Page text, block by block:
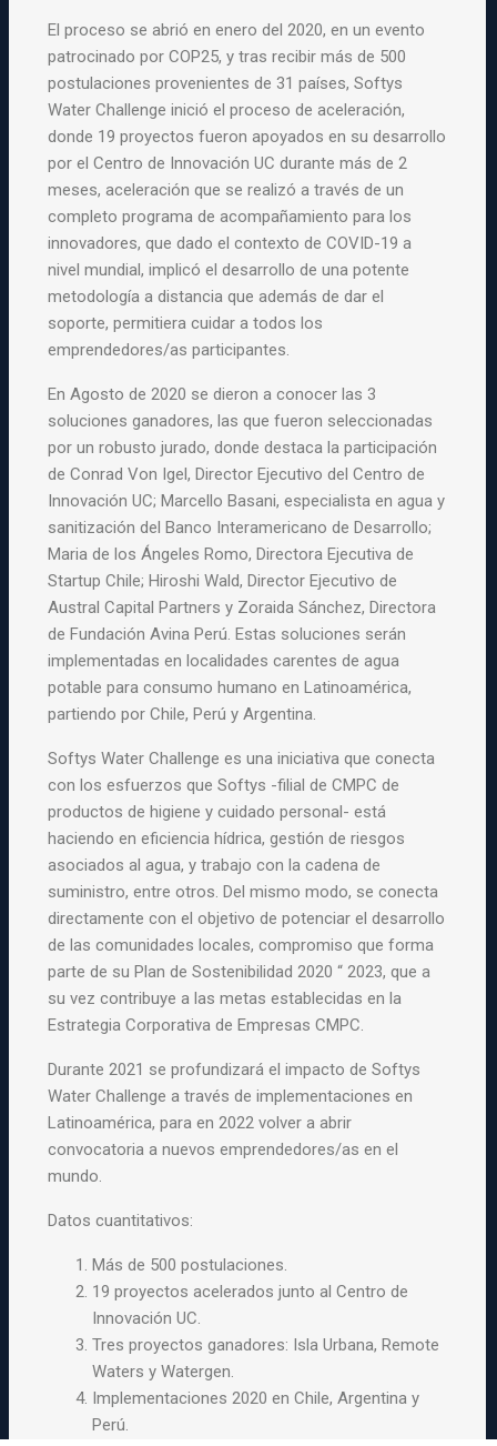
El proceso se abrió en enero del 2020, en un evento
patrocinado por COP25, y tras recibir más de 500
postulaciones provenientes de 31 países, Softys
Water Challenge inició el proceso de aceleración,
donde 19 proyectos fueron apoyados en su desarrollo
por el Centro de Innovación UC durante más de 2
meses, aceleración que se realizó a través de un
completo programa de acompañamiento para los
innovadores, que dado el contexto de COVID-19 a
nivel mundial, implicó el desarrollo de una potente
metodología a distancia que además de dar el
soporte, permitiera cuidar a todos los
emprendedores/as participantes.
En Agosto de 2020 se dieron a conocer las 3
soluciones ganadores, las que fueron seleccionadas
por un robusto jurado, donde destaca la participación
de Conrad Von Igel, Director Ejecutivo del Centro de
Innovación UC; Marcello Basani, especialista en agua y
sanitización del Banco Interamericano de Desarrollo;
Maria de los Ángeles Romo, Directora Ejecutiva de
Startup Chile; Hiroshi Wald, Director Ejecutivo de
Austral Capital Partners y Zoraida Sánchez, Directora
de Fundación Avina Perú. Estas soluciones serán
implementadas en localidades carentes de agua
potable para consumo humano en Latinoamérica,
partiendo por Chile, Perú y Argentina.
Softys Water Challenge es una iniciativa que conecta
con los esfuerzos que Softys -filial de CMPC de
productos de higiene y cuidado personal- está
haciendo en eficiencia hídrica, gestión de riesgos
asociados al agua, y trabajo con la cadena de
suministro, entre otros. Del mismo modo, se conecta
directamente con el objetivo de potenciar el desarrollo
de las comunidades locales, compromiso que forma
parte de su Plan de Sostenibilidad 2020 “ 2023, que a
su vez contribuye a las metas establecidas en la
Estrategia Corporativa de Empresas CMPC.
Durante 2021 se profundizará el impacto de Softys
Water Challenge a través de implementaciones en
Latinoamérica, para en 2022 volver a abrir
convocatoria a nuevos emprendedores/as en el
mundo.
Datos cuantitativos:
Más de 500 postulaciones.
19 proyectos acelerados junto al Centro de
Innovación UC.
Tres proyectos ganadores: Isla Urbana, Remote
Waters y Watergen.
Implementaciones 2020 en Chile, Argentina y
Perú.